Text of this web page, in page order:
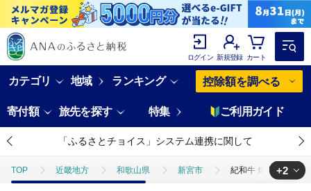
ログイン 新規登録 カート
カテゴリ 地域 ランキング 控除額を調べる
寄付額 旅先を探す 特集 ご利用ガイド
「ふるさとチョイス」システム連携に関して
TOP 近畿地方 和歌山県 新宮市 紀和牛 焼肉赤身＆カ
+2